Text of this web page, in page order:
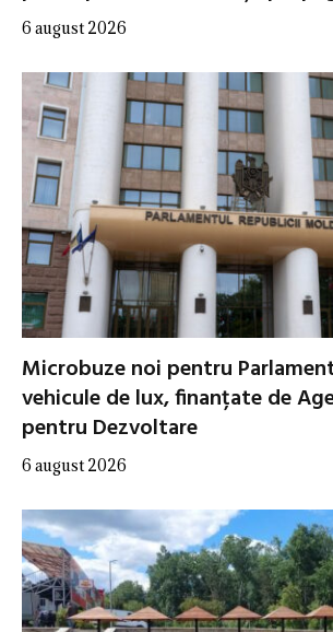
6 august 2026
Microbuze noi pentru
vehicule de lux, finanțate de
pentru Dezvoltare
6 august 2026